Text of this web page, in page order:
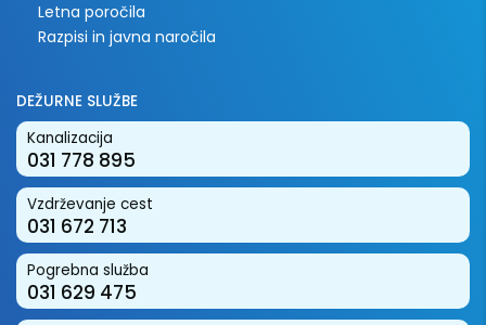
Letna poročila
Razpisi in javna naročila
DEŽURNE SLUŽBE
Kanalizacija
031 778 895
Vzdrževanje cest
031 672 713
Pogrebna služba
031 629 475